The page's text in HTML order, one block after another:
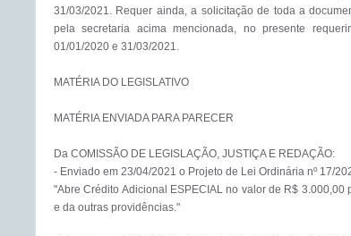
31/03/2021. Requer ainda, a solicitação de toda a
pela secretaria acima mencionada, no presente
01/01/2020 e 31/03/2021.
MATÉRIA DO LEGISLATIVO
MATÉRIA ENVIADA PARA PARECER
Da COMISSÃO DE LEGISLAÇÃO, JUSTIÇA E REDAÇÃO:
- Enviado em 23/04/2021 o Projeto de Lei Ordinária nº 17/
"Abre Crédito Adicional ESPECIAL no valor de R$
e da outras providências."